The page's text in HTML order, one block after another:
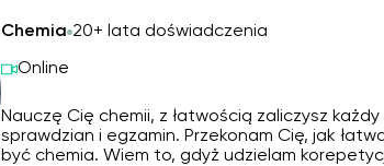
Chemia 20+ lata doświadczenia
Online
Nauczę Cię chemii, z łatwością zaliczysz każdy
sprawdzian i egzamin. Przekonam Cię, jak
być chemia. Wiem to, gdyż udzielam